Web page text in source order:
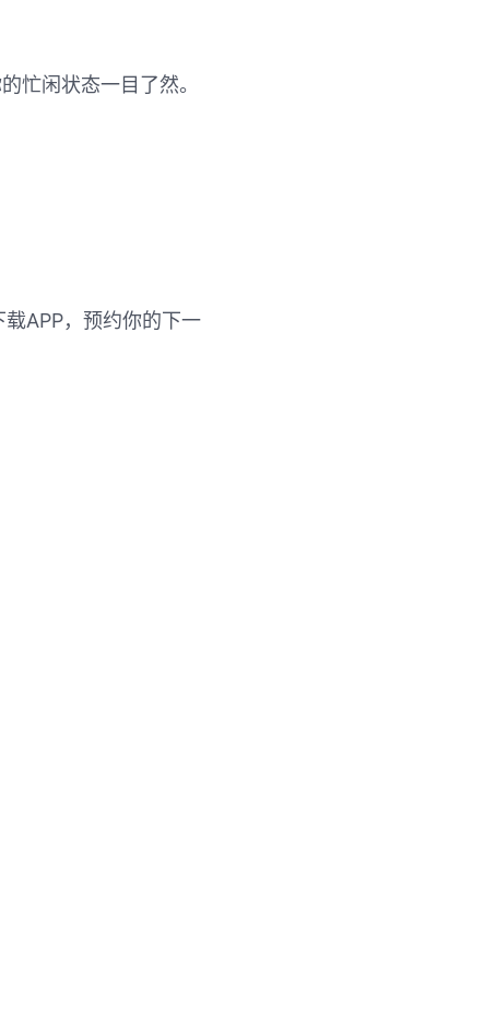
忙闲状态一目了然。
APP，预约你的下一